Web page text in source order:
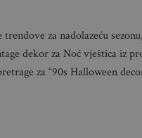
za nadolazeću
dekor za Noć vještica iz
za “90s Halloween